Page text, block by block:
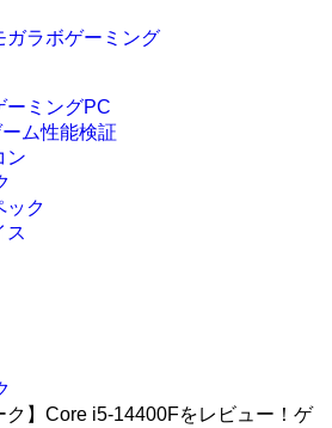
ーミングPC
ム性能検証
ン
ック
ス
ク】Core i5-14400Fをレビュー！ゲ